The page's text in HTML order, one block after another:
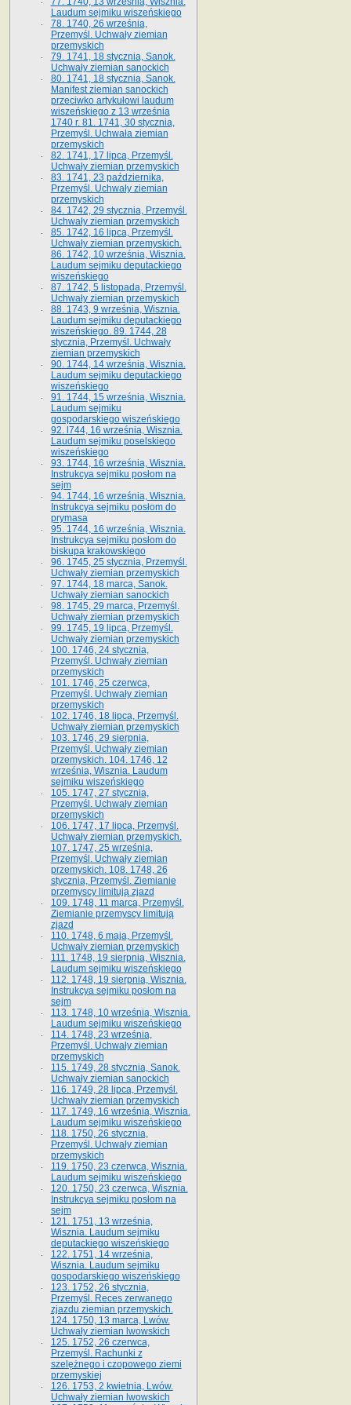
Laudum sejmiku wiszeńskiego
78. 1740, 26 września,
Przemyśl. Uchwały ziemian
przemyskich
79. 1741, 18 stycznia, Sanok.
Uchwały ziemian sanockich
80. 1741, 18 stycznia, Sanok.
Manifest ziemian sanockich
przeciwko artykułowi laudum
wiszeńskiego z 13 wrze­śnia
1740 r. 81. 1741, 30 stycznia,
Przemyśl. Uchwała ziemian
przemyskich
82. 1741, 17 lipca, Przemyśl.
Uchwały ziemian przemyskich
83. 1741, 23 października,
Przemyśl. Uchwały ziemian
przemyskich
84. 1742, 29 stycznia, Przemyśl.
Uchwały ziemian przemyskich
85. 1742, 16 lipca, Przemyśl.
Uchwały ziemian przemyskich.
86. 1742, 10 września, Wisznia.
Laudum sejmiku deputackiego
wiszeńskiego
87. 1742, 5 listopada, Przemyśl.
Uchwały ziemian przemyskich
88. 1743, 9 września, Wisznia.
Laudum sejmiku deputackiego
wiszeńskiego. 89. 1744, 28
stycznia, Przemyśl. Uchwały
ziemian przemyskich
90. 1744, 14 września, Wisznia.
Laudum sejmiku deputackiego
wiszeńskiego
91. 1744, 15 września, Wisznia.
Laudum sejmiku
gospodarskiego wiszeńskiego
92. l744, 16 września, Wisznia.
Laudum sejmiku poselskiego
wiszeńskiego
93. 1744, 16 września, Wisznia.
Instrukcya sejmiku posłom na
sejm
94. 1744, 16 września, Wisznia.
Instrukcya sejmiku posłom do
prymasa
95. 1744, 16 września, Wisznia.
Instrukcya sejmiku posłom do
biskupa krakowskiego
96. 1745, 25 stycznia, Przemyśl.
Uchwały ziemian przemyskich
97. 1744, 18 marca, Sanok.
Uchwały ziemian sanockich
98. 1745, 29 marca, Przemyśl.
Uchwały ziemian przemyskich
99. 1745, 19 lipca, Przemyśl.
Uchwały ziemian przemyskich
100. 1746, 24 stycznia,
Przemyśl. Uchwały ziemian
przemyskich
101. 1746, 25 czerwca,
Przemyśl. Uchwały ziemian
przemyskich
102. 1746, 18 lipca, Przemyśl.
Uchwały ziemian przemyskich
103. 1746, 29 sierpnia,
Przemyśl. Uchwały ziemian
przemyskich. 104. 1746, 12
września, Wisznia. Laudum
sejmiku wiszeńskiego
105. 1747, 27 stycznia,
Przemyśl. Uchwały ziemian
przemyskich
106. 1747, 17 lipca, Przemyśl.
Uchwały ziemian przemyskich.
107. 1747, 25 września,
Przemyśl. Uchwały ziemian
przemyskich. 108. 1748, 26
stycznia, Przemyśl. Ziemianie
przemyscy limitują zjazd
109. 1748, 11 marca, Przemyśl.
Ziemianie przemyscy limitują
zjazd
110. 1748, 6 maja, Przemyśl.
Uchwały ziemian przemyskich
111. 1748, 19 sierpnia, Wisznia.
Laudum sejmiku wiszeńskiego
112. 1748, 19 sierpnia, Wisznia.
Instrukcya sejmiku posłom na
sejm
113. 1748, 10 września, Wisznia.
Laudum sejmiku wiszeńskiego
114. 1748, 23 września,
Przemyśl. Uchwały ziemian
przemyskich
115. 1749, 28 stycznia, Sanok.
Uchwały ziemian sanockich
116. 1749, 28 lipca, Przemyśl.
Uchwały ziemian przemyskich
117. 1749, 16 września, Wisznia.
Laudum sejmiku wiszeńskiego
118. 1750, 26 stycznia,
Przemyśl. Uchwały ziemian
przemyskich
119. 1750, 23 czerwca, Wisznia.
Laudum sejmiku wiszeńskiego
120. 1750, 23 czerwca, Wisznia.
Instrukcya sejmiku posłom na
sejm
121. 1751, 13 września,
Wisznia. Laudum sejmiku
deputackiego wiszeńskiego
122. 1751, 14 września,
Wisznia. Laudum sejmiku
gospodarskiego wiszeńskiego
123. 1752, 26 stycznia,
Przemyśl. Reces zerwanego
zjazdu ziemian przemyskich.
124. 1750, 13 marca, Lwów.
Uchwały ziemian lwowskich
125. 1752, 26 czerwca,
Przemyśl. Rachunki z
szelężnego i czopowego ziemi
przemyskiej
126. 1753, 2 kwietnia, Lwów.
Uchwały ziemian lwowskich